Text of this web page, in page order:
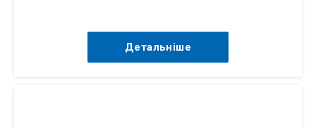
Детальніше